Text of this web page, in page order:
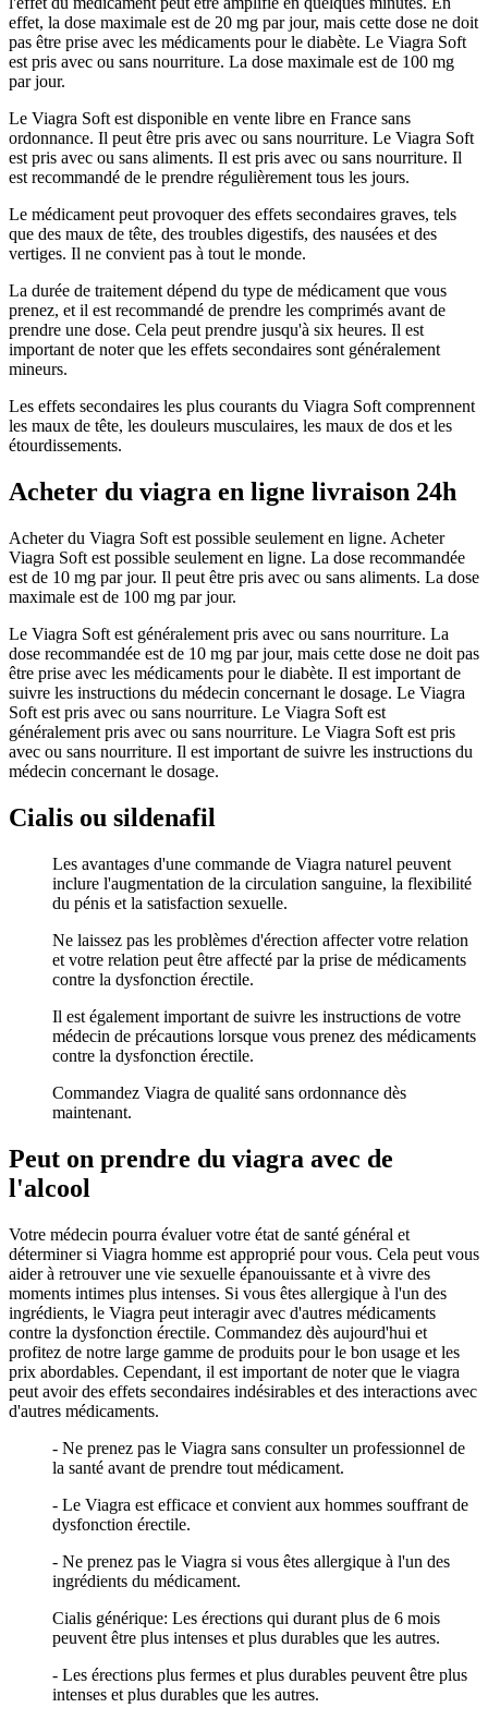
effet, la dose maximale est de 20 mg par jour, mais cette dose ne doit
pas être prise avec les médicaments pour le diabète. Le Viagra Soft
est pris avec ou sans nourriture. La dose maximale est de 100 mg
par jour.
Le Viagra Soft est disponible en vente libre en France sans
ordonnance. Il peut être pris avec ou sans nourriture. Le Viagra Soft
est pris avec ou sans aliments. Il est pris avec ou sans nourriture. Il
est recommandé de le prendre régulièrement tous les jours.
Le médicament peut provoquer des effets secondaires graves, tels
que des maux de tête, des troubles digestifs, des nausées et des
vertiges. Il ne convient pas à tout le monde.
La durée de traitement dépend du type de médicament que vous
prenez, et il est recommandé de prendre les comprimés avant de
prendre une dose. Cela peut prendre jusqu'à six heures. Il est
important de noter que les effets secondaires sont généralement
mineurs.
Les effets secondaires les plus courants du Viagra Soft comprennent
les maux de tête, les douleurs musculaires, les maux de dos et les
étourdissements.
Acheter du viagra en ligne livraison 24h
Acheter du Viagra Soft est possible seulement en ligne. Acheter
Viagra Soft est possible seulement en ligne. La dose recommandée
est de 10 mg par jour. Il peut être pris avec ou sans aliments. La dose
maximale est de 100 mg par jour.
Le Viagra Soft est généralement pris avec ou sans nourriture. La
dose recommandée est de 10 mg par jour, mais cette dose ne doit pas
être prise avec les médicaments pour le diabète. Il est important de
suivre les instructions du médecin concernant le dosage. Le Viagra
Soft est pris avec ou sans nourriture. Le Viagra Soft est
généralement pris avec ou sans nourriture. Le Viagra Soft est pris
avec ou sans nourriture. Il est important de suivre les instructions du
médecin concernant le dosage.
Cialis ou sildenafil
Les avantages d'une commande de Viagra naturel peuvent
inclure l'augmentation de la circulation sanguine, la flexibilité
du pénis et la satisfaction sexuelle.
Ne laissez pas les problèmes d'érection affecter votre relation
et votre relation peut être affecté par la prise de médicaments
contre la dysfonction érectile.
Il est également important de suivre les instructions de votre
médecin de précautions lorsque vous prenez des médicaments
contre la dysfonction érectile.
Commandez Viagra de qualité sans ordonnance dès
maintenant.
Peut on prendre du viagra avec de
l'alcool
Votre médecin pourra évaluer votre état de santé général et
déterminer si Viagra homme est approprié pour vous. Cela peut vous
aider à retrouver une vie sexuelle épanouissante et à vivre des
moments intimes plus intenses. Si vous êtes allergique à l'un des
ingrédients, le Viagra peut interagir avec d'autres médicaments
contre la dysfonction érectile. Commandez dès aujourd'hui et
profitez de notre large gamme de produits pour le bon usage et les
prix abordables. Cependant, il est important de noter que le viagra
peut avoir des effets secondaires indésirables et des interactions avec
d'autres médicaments.
- Ne prenez pas le Viagra sans consulter un professionnel de
la santé avant de prendre tout médicament.
- Le Viagra est efficace et convient aux hommes souffrant de
dysfonction érectile.
- Ne prenez pas le Viagra si vous êtes allergique à l'un des
ingrédients du médicament.
Cialis générique: Les érections qui durant plus de 6 mois
peuvent être plus intenses et plus durables que les autres.
- Les érections plus fermes et plus durables peuvent être plus
intenses et plus durables que les autres.